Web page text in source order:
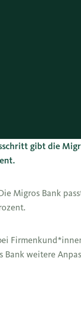
gibt die
Migros Bank
weitere